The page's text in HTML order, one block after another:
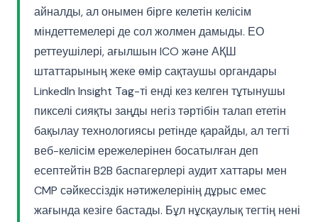
айналды, ал онымен бірге келетін келісім
міндеттемелері де сол жолмен дамыды. ЕО
реттеушілері, ағылшын ICO және АҚШ
штаттарының жеке өмір сақтаушы органдары
LinkedIn Insight Tag-ті енді кез келген тұтынушы
пикселі сияқты заңды негіз тәртібін талап ететін
бақылау технологиясы ретінде қарайды, ал тегті
веб-келісім ережелерінен босатылған деп
есептейтін B2B баспагерлері аудит хаттары мен
CMP сәйкессіздік нәтижелерінің дұрыс емес
жағында кезіге бастады. Бұл нұсқаулық тегтің нені